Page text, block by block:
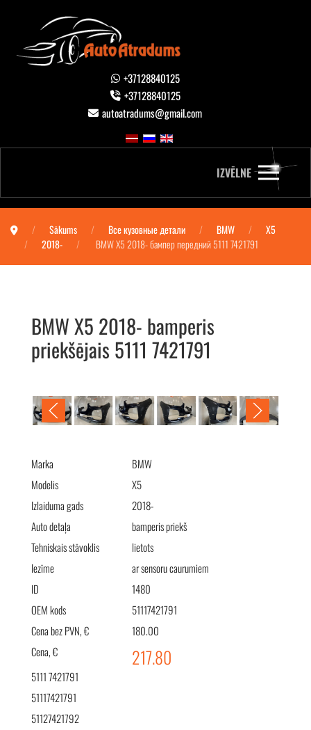
+37128840125
+37128840125
autoatradums@gmail.com
IZVĒLNE
Sākums Все кузовные детали BMW
X5
2018-
BMW X5 2018- бампер передний 5111 7421791
BMW X5 2018- bamperis
priekšējais 5111 7421791
Marka
BMW
Modelis
X5
Izlaiduma gads
2018-
Auto detaļa
bamperis priekš
Tehniskais stāvoklis
lietots
Iezīme
ar sensoru caurumiem
ID
1480
OEM kods
51117421791
Cena bez PVN, €
180.00
Cena, €
217.80
5111 7421791
51117421791
51127421792